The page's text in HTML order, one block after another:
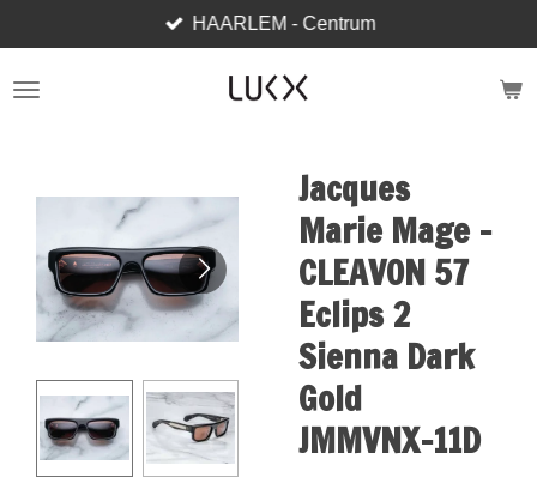
direct
naar
HAARLEM - Centrum
Jacques
Marie Mage -
CLEAVON 57
Eclips 2
Sienna Dark
Gold
JMMVNX-11D